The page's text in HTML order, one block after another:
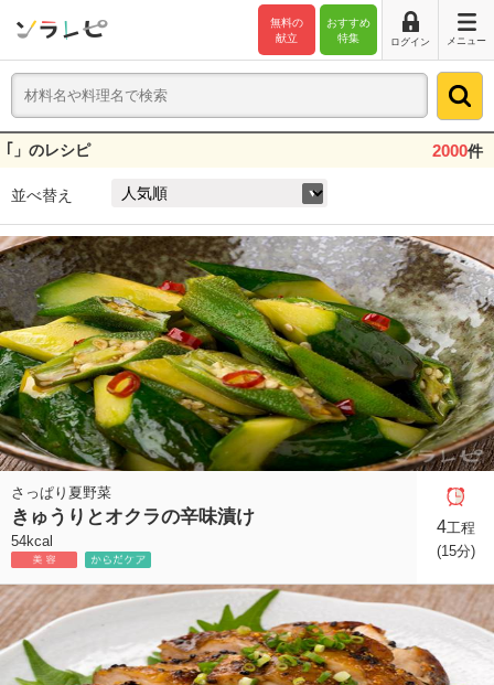
おすすめ
特集
無料の
献立
ログイン メニュー
｢」のレシピ 2000件
並べ替え
さっぱり夏野菜
きゅうりとオクラの辛味漬け
54kcal
4工程
(15分)